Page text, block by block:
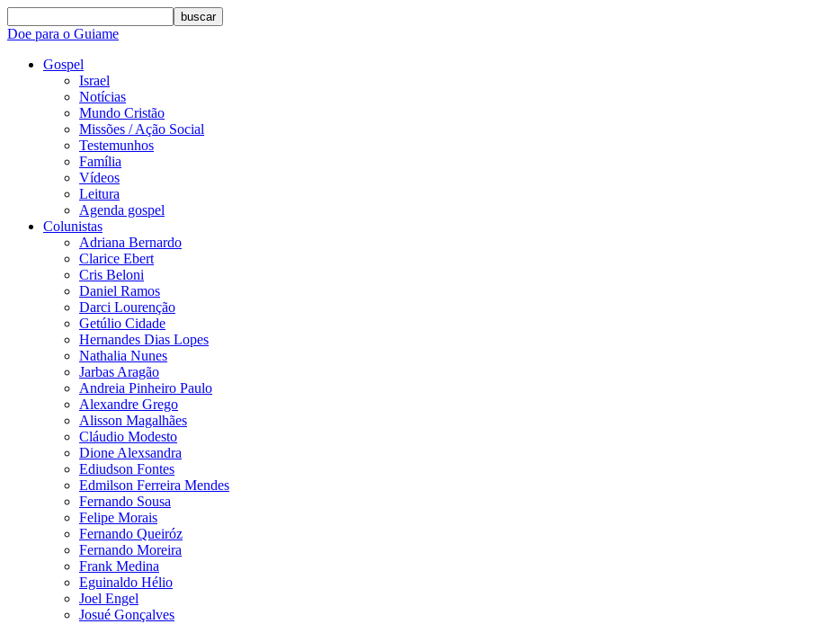
buscar
Doe para o Guiame
Gospel
Israel
Notícias
Mundo Cristão
Missões / Ação Social
Testemunhos
Família
Vídeos
Leitura
Agenda gospel
Colunistas
Adriana Bernardo
Clarice Ebert
Cris Beloni
Daniel Ramos
Darci Lourenção
Getúlio Cidade
Hernandes Dias Lopes
Nathalia Nunes
Jarbas Aragão
Andreia Pinheiro Paulo
Alexandre Grego
Alisson Magalhães
Cláudio Modesto
Dione Alexsandra
Ediudson Fontes
Edmilson Ferreira Mendes
Fernando Sousa
Felipe Morais
Fernando Queiróz
Fernando Moreira
Frank Medina
Eguinaldo Hélio
Joel Engel
Josué Gonçalves